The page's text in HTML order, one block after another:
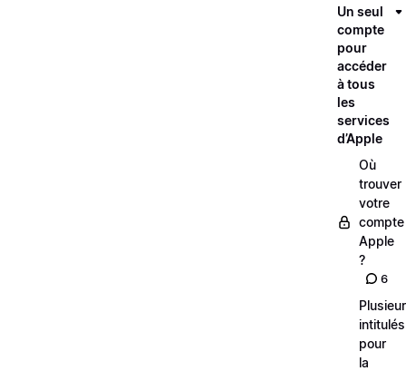
Un seul
compte
pour
accéder
à tous
les
services
d’Apple
Où
trouver
votre
compte
Apple
?
6
intitulés
pour
la